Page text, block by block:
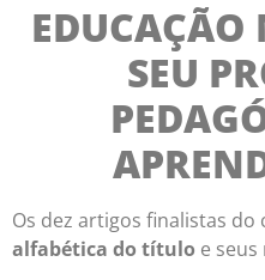
SEU
Os dez artigos finalistas do
alfabética do título e